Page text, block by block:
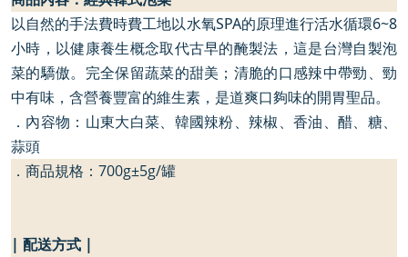
以自然的手法費時費工地以水氧SPA的原理進行活水循環6~8
小時，以健康養生概念取代古早的醃製法，這是台灣自製泡
菜的驕傲。完全保留蔬菜的甜美；清脆的口感辣中帶勁、勁
中有味，含營養豐富的維生素，是道爽口夠味的開胃聖品。
．內容物：山東大白菜、韓國辣粉、辣椒、香油、醋、糖、
蒜頭
．商品規格： 700g±5g/罐
| 配送方式 |